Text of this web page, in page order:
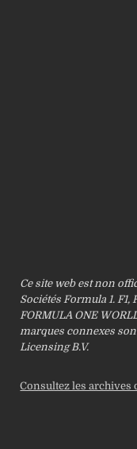
Ce site web est non
Sociétés Formula 1. F1,
FORMULA ONE
marques connexes
Licensing B.V.
Consultez les archives